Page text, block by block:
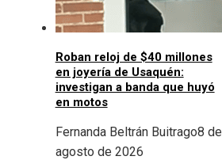
Roban reloj de $40 millones
en joyería de Usaquén:
investigan a banda que huyó
en motos
Fernanda Beltrán Buitrago8 de
agosto de 2026